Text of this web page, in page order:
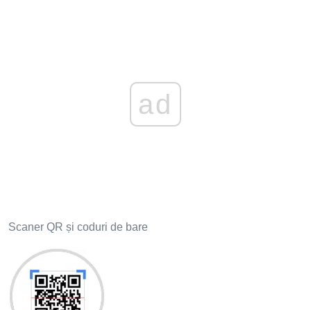
ad
Scaner QR și coduri de bare